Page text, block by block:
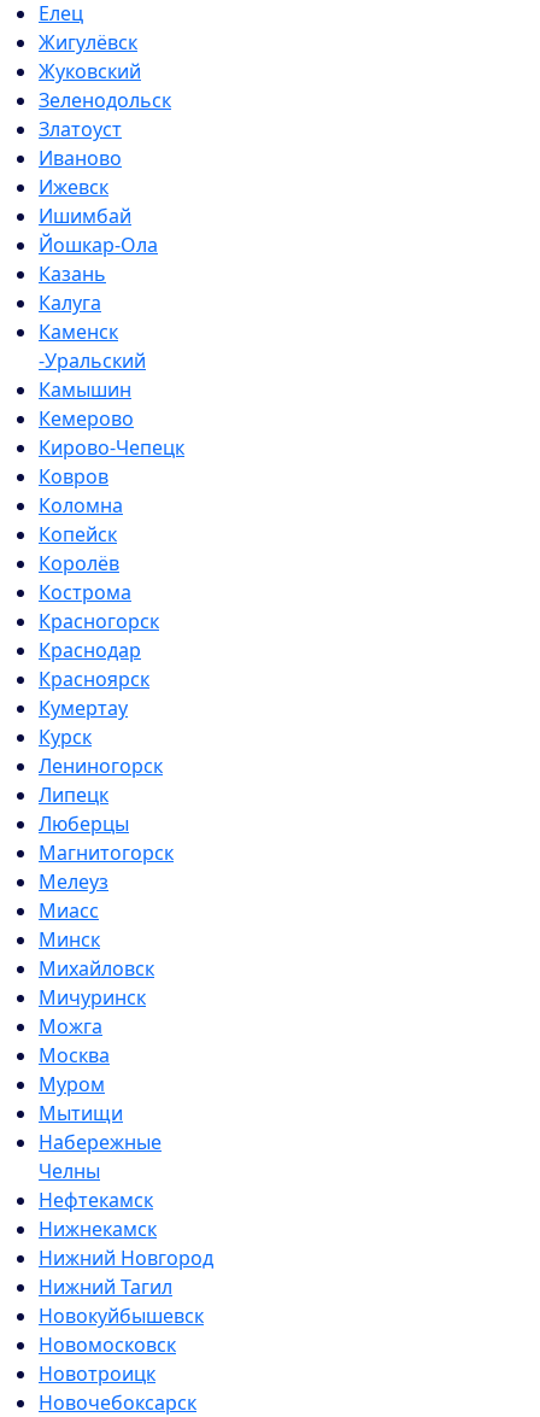
Елец
Жигулёвск
Жуковский
Зеленодольск
Златоуст
Иваново
Ижевск
Ишимбай
Йошкар-Ола
Казань
Калуга
Каменск
-Уральский
Камышин
Кемерово
Кирово-Чепецк
Ковров
Коломна
Копейск
Королёв
Кострома
Красногорск
Краснодар
Красноярск
Кумертау
Курск
Лениногорск
Липецк
Люберцы
Магнитогорск
Мелеуз
Миасс
Минск
Михайловск
Мичуринск
Можга
Москва
Муром
Мытищи
Набережные
Челны
Нефтекамск
Нижнекамск
Нижний Новгород
Нижний Тагил
Новокуйбышевск
Новомосковск
Новотроицк
Новочебоксарск